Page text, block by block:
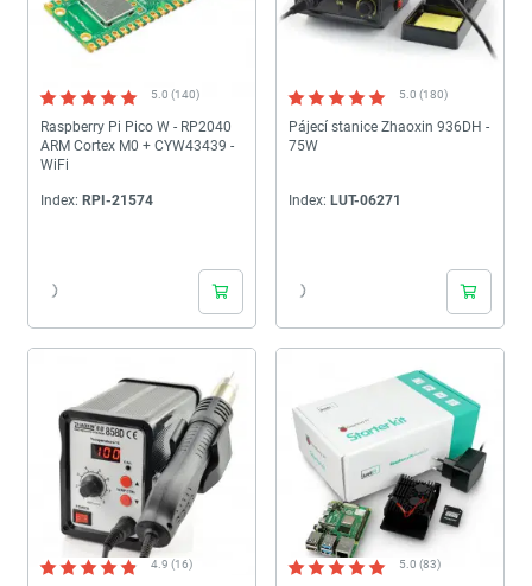
Raspberry Pi Pico W - RP2040
ARM Cortex M0 + CYW43439 -
WiFi
5.0 (140)
Index: RPI-21574
Pájecí stanice Zhaoxin 936DH -
75W
5.0 (180)
Index: LUT-06271
4.9 (16) 5.0 (83)